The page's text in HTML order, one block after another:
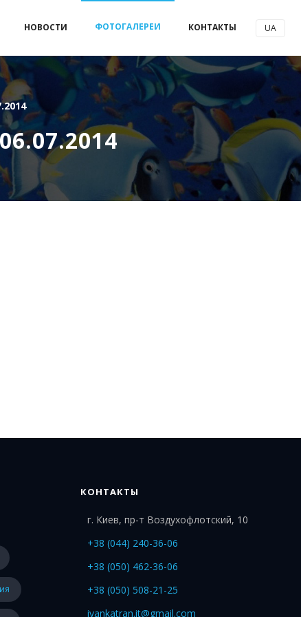
НОВОСТИ ФОТОГАЛЕРЕИ КОНТАКТЫ UA
КОНТАКТЫ
г. Киев, пр-т Воздухофлотский, 10
+38 (044) 240-36-06
+38 (050) 462-36-06
+38 (050) 508-21-25
ivankatran.it@gmail.com